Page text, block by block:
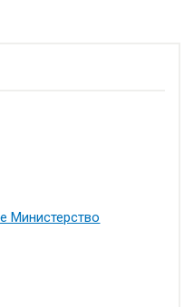
Министерство